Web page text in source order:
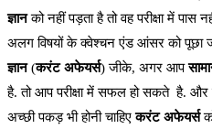
ज्ञानको नहीं पड़ता है तो वह परीक्षा में पास
अलग विषयों के क्वेश्चन एंड आंसर को पूछा
ज्ञान(करंट अफेयर्स) जीके, अगर आप
है. तो आप परीक्षा में सफल हो सकते है.
अच्छी पकड़ भी होनी चाहिएकरंट अफेयर्स